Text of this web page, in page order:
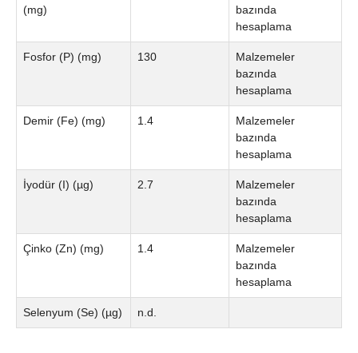
(mg)
bazında
hesaplama
Fosfor (P) (mg) 130
Malzemeler
bazında
hesaplama
Demir (Fe) (mg) 1.4
Malzemeler
bazında
hesaplama
İyodür (I) (µg) 2.7
Malzemeler
bazında
hesaplama
Çinko (Zn) (mg) 1.4
Malzemeler
bazında
hesaplama
Selenyum (Se) (µg) n.d.